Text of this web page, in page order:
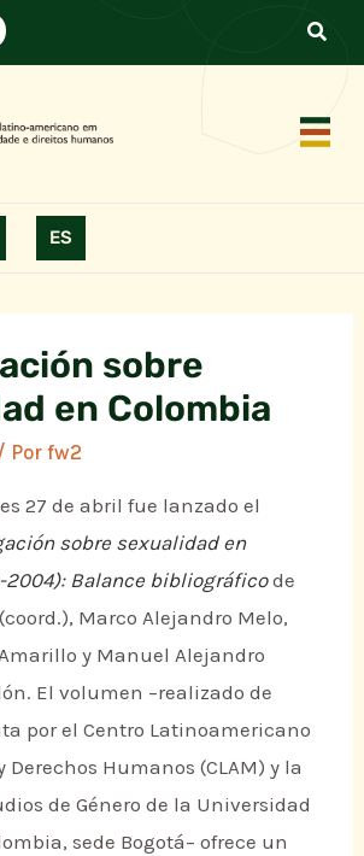
ES
sobre
en Colombia
Porfw2
27 de abril fue lanzado el
sobre sexualidad en
2004): Balance bibliográficode
Marco Alejandro Melo,
y Manuel Alejandro
El volumen –realizado de
por el Centro Latinoamericano
Humanos (CLAM) y la
de Género de la Universidad
sede Bogotá– ofrece un